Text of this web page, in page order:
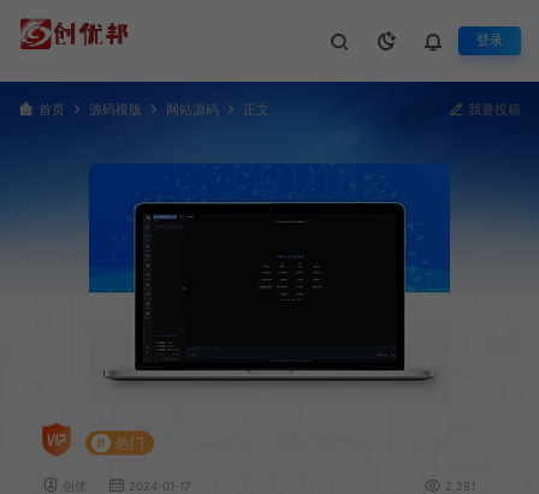
登录
首页 源码模版 网站源码 正文 我要投稿
# 热门
创优 2024-01-17 2,281